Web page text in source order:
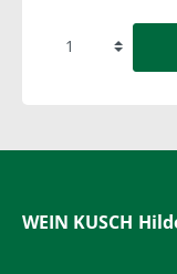
WEIN KUSCH